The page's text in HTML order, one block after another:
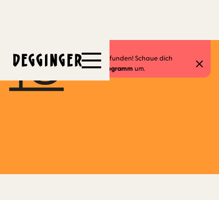
Dieses Event hat schon stattgefunden! Schaue dich
gerne in unseremaktuellen Programm um.
18.3.2023